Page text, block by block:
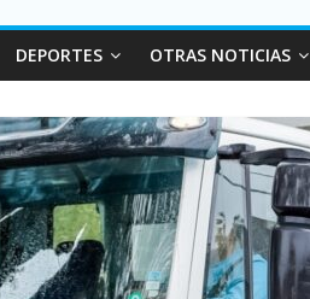
DEPORTES OTRAS NOTICIAS